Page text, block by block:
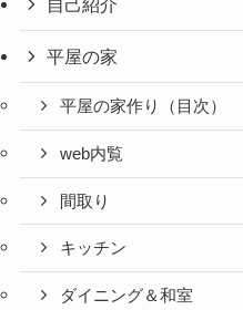
自己紹介
平屋の家
平屋の家作り（目次）
web内覧
間取り
キッチン
ダイニング＆和室